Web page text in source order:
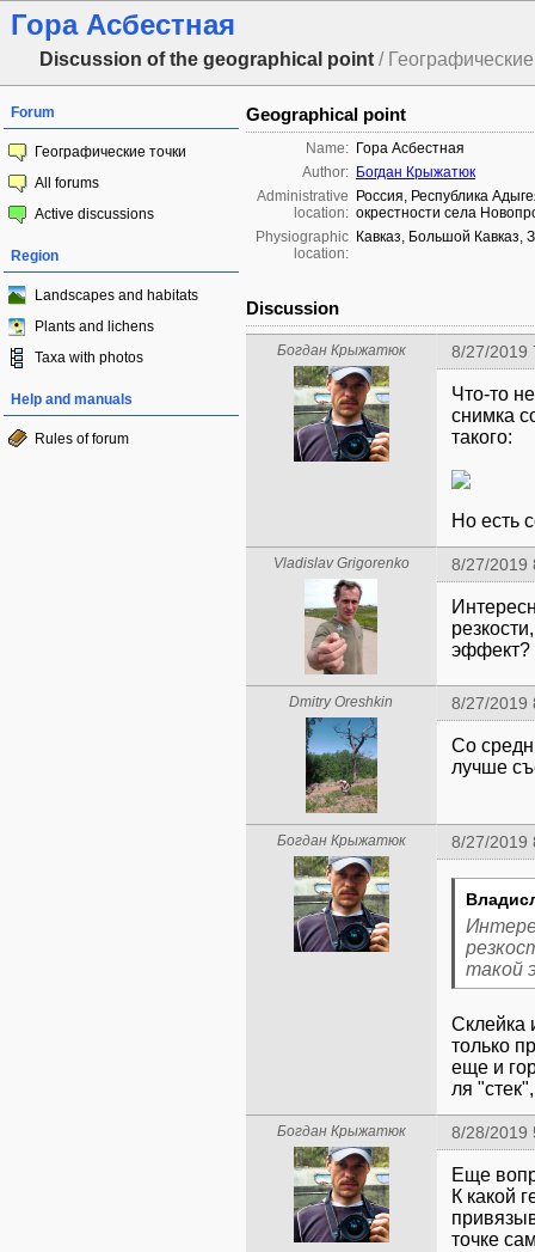
Гора Асбестная
Discussion of the geographical point /
Forum
Географические точки
All forums
Active discussions
Region
Landscapes and habitats
Plants and lichens
Taxa with photos
Help and manuals
Rules of forum
Geographical point
Name: Гора Асбестная
Author: Богдан Крыжатюк
Administrative
location:
Россия, Республика
окрестности села
Physiographic
location:
Кавказ, Большой Кавказ,
Discussion
Богдан Крыжатюк 8/27/2019
Что-то
снимка
такого:
Но есть
Vladislav Grigorenko 8/27/2019
эффект?
Dmitry Oreshkin 8/27/2019
Со
лучше
Богдан Крыжатюк 8/27/2019
такой
Склейка
только
еще и
ля
Богдан Крыжатюк 8/28/2019
Еще
К какой
точке